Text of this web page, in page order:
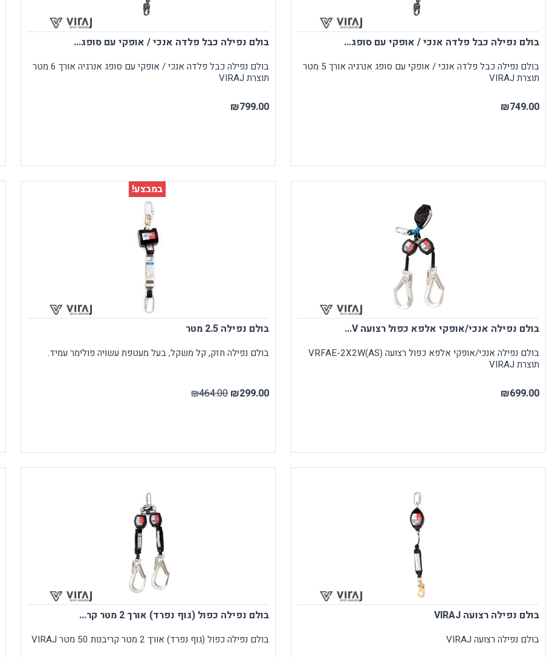
בולם נפילה כבל פלדה אנכי / אופקי עם סופג...
בולם נפילה כבל פלדה אנכי / אופקי עם סופג אנרגיה אורך 5 מטר
תוצרת VIRAJ
₪749.00
בולם נפילה כבל פלדה אנכי / אופקי עם סופג...
בולם נפילה כבל פלדה אנכי / אופקי עם סופג אנרגיה אורך 6 מטר
תוצרת VIRAJ
₪799.00
בולם נפילה אנכי/אופקי אלפא כפול רצועה V...
בולם נפילה אנכי/אופקי אלפא כפול רצועה VRFAE-2X2W(AS)
תוצרת VIRAJ
₪699.00
במבצע!
בולם נפילה 2.5 מטר
בולם נפילה חזק, קל משקל, בעל מעטפת עשויה פולימר עמיד.
₪299.00
₪464.00
בולם נפילה רצועה VIRAJ
בולם נפילה רצועה VIRAJ
בולם נפילה כפול (גוף נפרד) אורך 2 מטר קר...
בולם נפילה כפול (גוף נפרד) אורך 2 מטר קריבנות 50 מטר VIRAJ